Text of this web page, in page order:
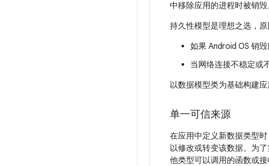
中移除应用的进程时被销毁
持久性模型是理想之选，原
如果 Android OS 销
当网络连接不稳定或
以数据模型类为基础构建
单一可信来源
在应用中定义新数据类型
以修改或转变该数据。为
他类型可以调用的函数或接